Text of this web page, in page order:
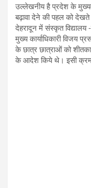
उल्लेखनीय है प्रदेश के
बढ़ावा देने की पहल को देखते
देहरादून में संस्कृत विद्यालय
मुख्य कार्याधिकारी विजय
के छात्र छात्राओं को
के आदेश‌ किये थे। इसी क्रम